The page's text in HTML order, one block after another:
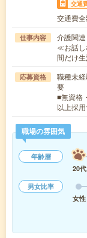
交通
交通費
仕事内容
介護関連
≪お話し
間だけ
応募資格
職種未
要
■無資格
以上採
職場の雰囲気
年齢層
20代
男女比率
女性